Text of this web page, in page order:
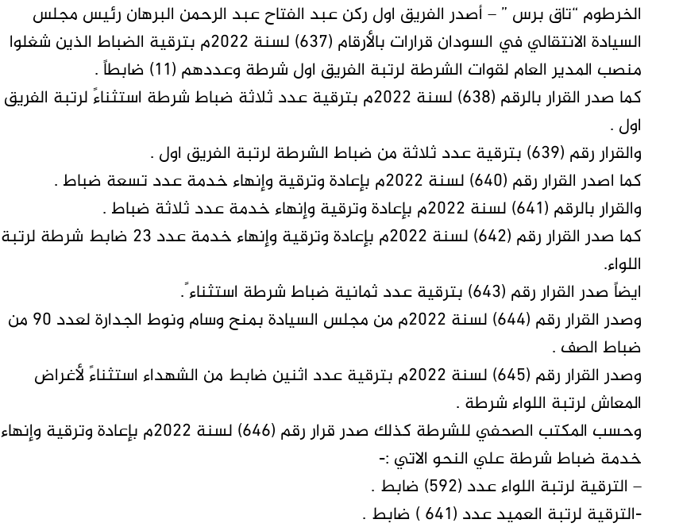
الخرطوم “تاق برس ” – أصدر الفريق اول ركن عبد الفتاح عبد الرحمن البرهان رئيس مجلس
السيادة الانتقالي في السودان قرارات بالأرقام (637) لسنة 2022م بترقية الضباط الذين شغلوا
منصب المدير العام لقوات الشرطة لرتبة الفريق اول شرطة وعددهم (11) ضابطاً .
كما صدر القرار بالرقم (638) لسنة 2022م بترقية عدد ثلاثة ضباط شرطة استثناءً لرتبة الفريق
اول .
والقرار رقم (639) بترقية عدد ثلاثة من ضباط الشرطة لرتبة الفريق اول .
كما اصدر القرار رقم (640) لسنة 2022م بإعادة وترقية وإنهاء خدمة عدد تسعة ضباط .
والقرار بالرقم (641) لسنة 2022م بإعادة وترقية وإنهاء خدمة عدد ثلاثة ضباط .
كما صدر القرار رقم (642) لسنة 2022م بإعادة وترقية وإنهاء خدمة عدد 23 ضابط شرطة لرتبة
اللواء.
ايضاً صدر القرار رقم (643) بترقية عدد ثمانية ضباط شرطة استثناء ً.
وصدر القرار رقم (644) لسنة 2022م من مجلس السيادة بمنح وسام ونوط الجدارة لعدد 90 من
ضباط الصف .
وصدر القرار رقم (645) لسنة 2022م بترقية عدد اثنين ضابط من الشهداء استثناءً لأغراض
المعاش لرتبة اللواء شرطة .
وحسب المكتب الصحفي للشرطة كذلك صدر قرار رقم (646) لسنة 2022م بإعادة وترقية وإنهاء
خدمة ضباط شرطة علي النحو الاتي :-
– الترقية لرتبة اللواء عدد (592) ضابط .
-الترقية لرتبة العميد عدد (641 ) ضابط .